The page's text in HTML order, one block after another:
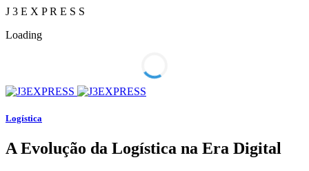
J 3 E X PR E S S
Loading
Logística
A Evolução da Logística na Era Digital